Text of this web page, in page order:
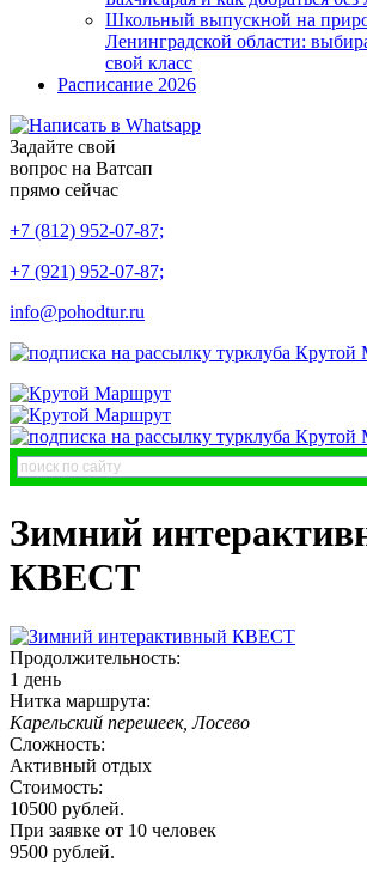
Школьный выпускной на
Ленинградской области:
свой класс
Расписание 2026
Задайте свой
вопрос на Ватсап
прямо сейчас
+7 (812) 952-07-87;
+7 (921) 952-07-87;
info@pohodtur.ru
Зимний
КВЕСТ
Продолжительность:
1 день
Нитка маршрута:
Карельский перешеек, Лосево
Сложность:
Активный отдых
Стоимость:
10500 рублей.
При заявке от 10 человек
9500 рублей.